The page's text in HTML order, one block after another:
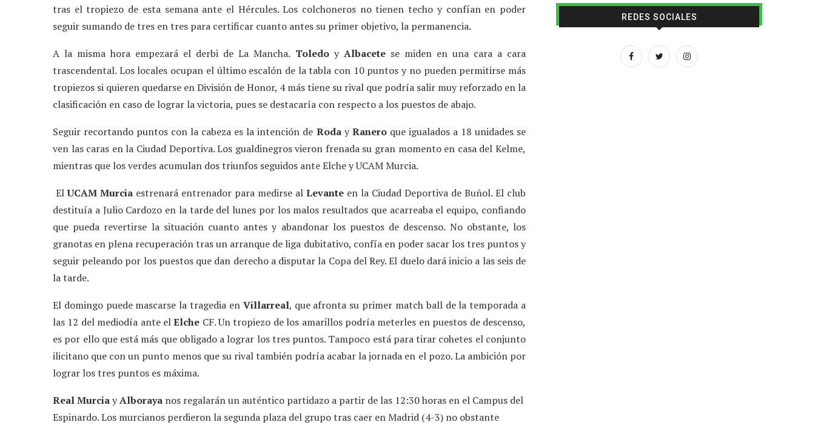
tras el tropiezo de esta semana ante el Hércules. Los colchoneros no tienen techo y confían en poder
seguir sumando de tres en tres para certificar cuanto antes su primer objetivo, la permanencia.
A la misma hora empezará el derbi de La Mancha. Toledo yAlbacetese miden en una cara a cara
trascendental. Los locales ocupan el último escalón de la tabla con 10 puntos y no pueden permitirse más
tropiezos si quieren quedarse en División de Honor, 4 más tiene su rival que podría salir muy reforzado en la
clasificación en caso de lograr la victoria, pues se destacaría con respecto a los puestos de abajo.
Seguir recortando puntos con la cabeza es la intención de RodayRaneroque igualados a 18 unidades se
ven las caras en la Ciudad Deportiva. Los gualdinegros vieron frenada su gran momento en casa del Kelme,
mientras que los verdes acumulan dos triunfos seguidos ante Elche y UCAM Murcia.
ElUCAM Murcia estrenará entrenador para medirse al Levante en la Ciudad Deportiva de Buñol. El club
destituía a Julio Cardozo en la tarde del lunes por los malos resultados que acarreaba el equipo, confiando
que pueda revertirse la situación cuanto antes y abandonar los puestos de descenso. No obstante, los
granotas en plena recuperación tras un arranque de liga dubitativo, confía en poder sacar los tres puntos y
seguir peleando por los puestos que dan derecho a disputar la Copa del Rey. El duelo dará inicio a las seis de
la tarde.
El domingo puede mascarse la tragedia en Villarreal, que afronta su primer match ball de la temporada a
las 12 del mediodía ante elElche CF. Un tropiezo de los amarillos podría meterles en puestos de descenso,
es por ello que está más que obligado a lograr los tres puntos. Tampoco está para tirar cohetes el conjunto
ilicitano que con un punto menos que su rival también podría acabar la jornada en el pozo. La ambición por
lograr los tres puntos es máxima.
Real MurciayAlboraya nos regalarán un auténtico partidazo a partir de las 12:30 horas en el Campus del
Espinardo. Los murcianos perdieron la segunda plaza del grupo tras caer en Madrid (4-3) no obstante
REDES SOCIALES